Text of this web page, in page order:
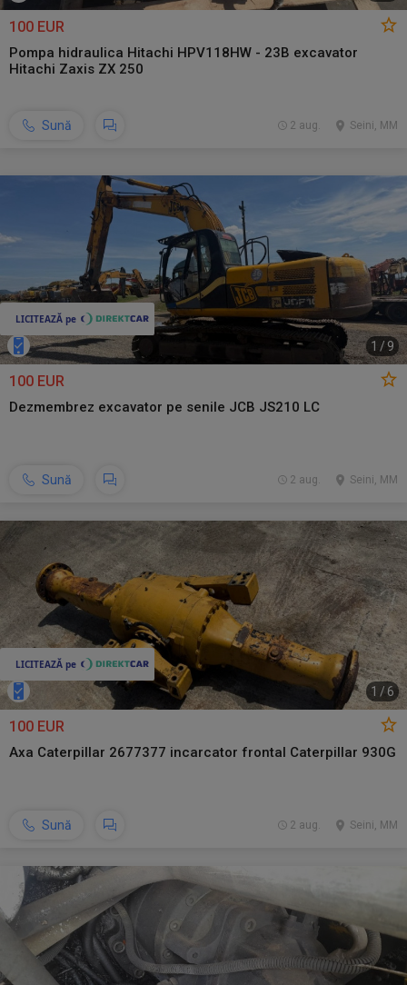
100 EUR
Pompa hidraulica Hitachi HPV118HW - 23B excavator
Hitachi Zaxis ZX 250
Sună Seini, MM
2 aug.
1 / 9
100 EUR
Dezmembrez excavator pe senile JCB JS210 LC
Sună Seini, MM
2 aug.
1 /6
100 EUR
Axa Caterpillar 2677377 incarcator frontal Caterpillar 930G
Sună Seini, MM
2 aug.